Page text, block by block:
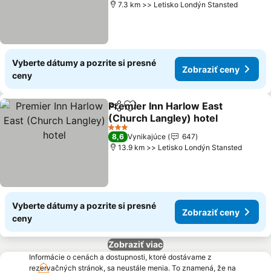
7.3 km >> Letisko Londýn Stansted
Vyberte dátumy a pozrite si presné
ceny
Zobraziť ceny
ZdieľaťPridať do obľúbených
Premier Inn Harlow East
(Church Langley) hotel
Zobraziť ceny
3 Počet hviezdičiek
8,6 Vynikajúce
647
13.9 km >> Letisko Londýn Stansted
Vyberte dátumy a pozrite si presné
ceny
Zobraziť ceny
Zobraziť viac
Informácie o cenách a dostupnosti, ktoré dostávame z
rezervačných stránok, sa neustále menia. To znamená, že na